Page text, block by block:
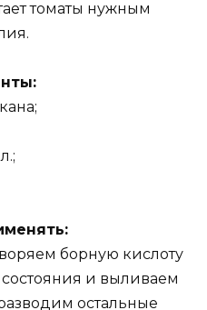
томаты нужным
борную кислоту
состояния и выливаем
остальные